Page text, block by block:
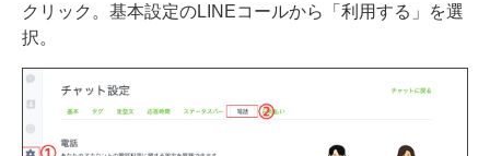
クリック。基本設定のLINEコールから「利用する」を選
択。